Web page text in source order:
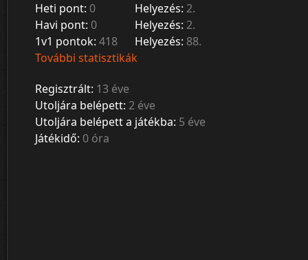
Heti pont: 0 Helyezés: 2.
Havi pont: 0 Helyezés: 2.
1v1 pontok: 418 Helyezés: 88.
További statisztikák
Regisztrált: 13 éve
Utoljára belépett: 2 éve
Utoljára belépett a játékba: 5 éve
Játékidő: 0 óra